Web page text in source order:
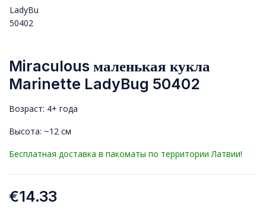
Miraculous маленькая кукла
Marinette LadyBug 50402
Возраст: 4+ года
Высота: ~12 см
Бесплатная доставка в пакоматы по территории Латвии!
€14.33